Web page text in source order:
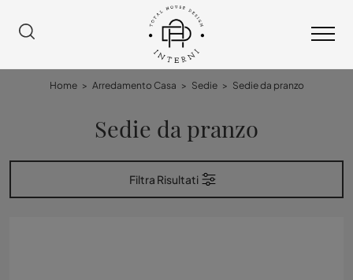
Home > Arredamento Casa > Sedie > Sedie da pranzo
Sedie da pranzo
Filtra Risultati